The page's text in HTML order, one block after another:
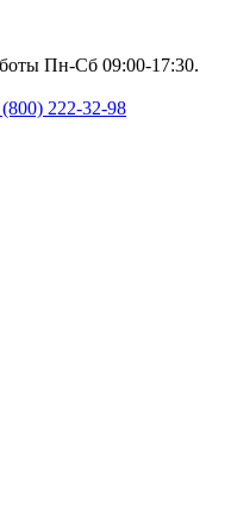
Пн-Сб 09:00-17:30.
222-32-98